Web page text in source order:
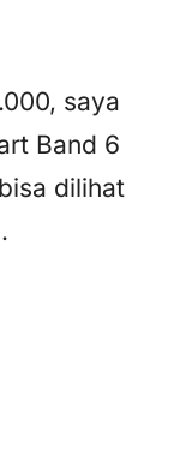
saya
Band 6
dilihat